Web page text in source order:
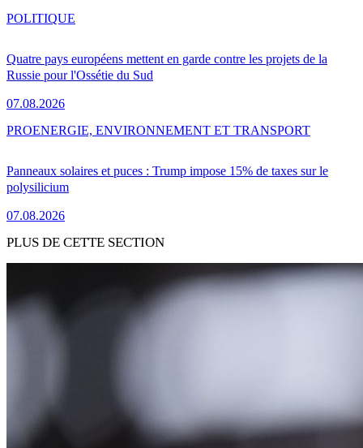
Quatre pays européens mettent en garde contre les projets de la
Russie pour l'Ossétie du Sud
07.08.2026
POLITIQUE
Panneaux solaires et puces : Trump impose 15% de taxes sur le
polysilicium
07.08.2026
PROENERGIE, ENVIRONNEMENT ET TRANSPORT
PLUS DE CETTE SECTION